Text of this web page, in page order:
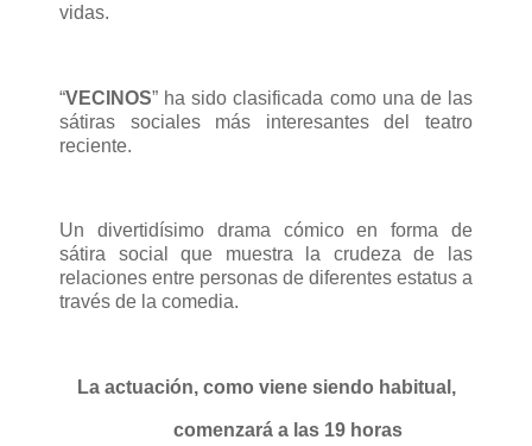
vidas.
“VECINOS” ha sido clasificada como una de las
sátiras sociales más interesantes del teatro
reciente.
Un divertidísimo drama cómico en forma de
sátira social que muestra la crudeza de las
relaciones entre personas de diferentes estatus a
través de la comedia.
La actuación, como viene siendo habitual,
comenzará a las 19 horas